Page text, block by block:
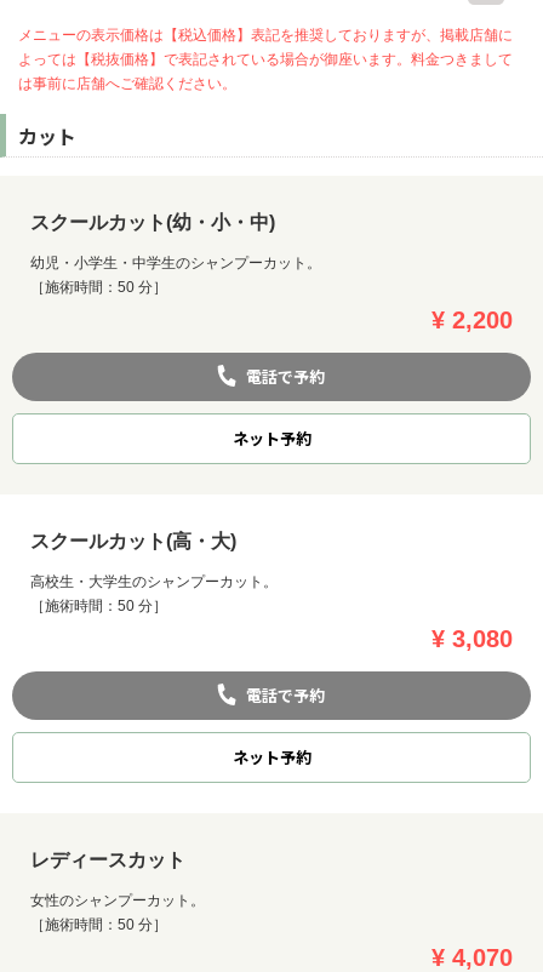
メニューの表示価格は【税込価格】表記を推奨しておりますが、掲載店舗に
よっては【税抜価格】で表記されている場合が御座います。料金つきまして
は事前に店舗へご確認ください。
カット
スクールカット(幼・小・中)
幼児・小学生・中学生のシャンプーカット。
［施術時間：50 分］
¥ 2,200
電話で予約
ネット予約
スクールカット(高・大)
高校生・大学生のシャンプーカット。
［施術時間：50 分］
¥ 3,080
電話で予約
ネット予約
レディースカット
女性のシャンプーカット。
［施術時間：50 分］
¥ 4,070